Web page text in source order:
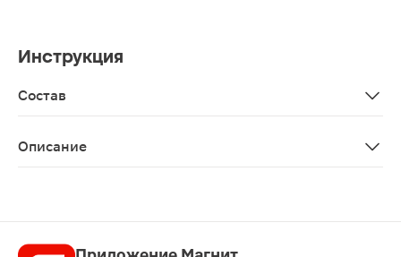
Инструкция
Состав
Описание